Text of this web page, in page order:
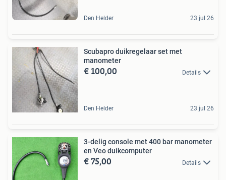
Den Helder 23 jul 26
Scubapro duikregelaar set met
manometer
€ 100,00 Details
Den Helder 23 jul 26
3-delig console met 400 bar manometer
en Veo duikcomputer
€ 75,00 Details